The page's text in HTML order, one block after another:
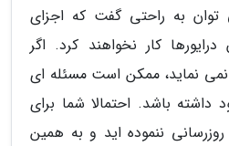
توان به راحتی گفت که اجزای
کار نخواهند کرد. اگر
نمی نماید، ممکن است مسئله ای
داشته باشد. احتمالا شما برای
روزرسانی ننموده اید و به همین